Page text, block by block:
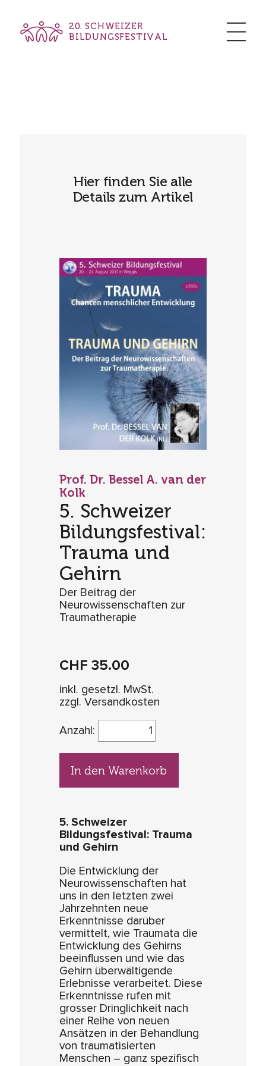
20. SCHWEIZER
BILDUNGSFESTIVAL
Hier finden Sie alle
Details zum Artikel
Prof. Dr. Bessel A. van der
Kolk
5. Schweizer
Bildungsfestival:
Trauma und
Gehirn
Der Beitrag der
Neurowissenschaften zur
Traumatherapie
CHF35.00
inkl. gesetzl. MwSt.
zzgl. Versandkosten
Anzahl:
In den Warenkorb
5. Schweizer
Bildungsfestival: Trauma
und Gehirn
Die Entwicklung der
Neurowissenschaften hat
uns in den letzten zwei
Jahrzehnten neue
Erkenntnisse darüber
vermittelt, wie Traumata die
Entwicklung des Gehirns
beeinflussen und wie das
Gehirn überwältigende
Erlebnisse verarbeitet. Diese
Erkenntnisse rufen mit
grosser Dringlichkeit nach
einer Reihe von neuen
Ansätzen in der Behandlung
von traumatisierten
Menschen – ganz spezifisch